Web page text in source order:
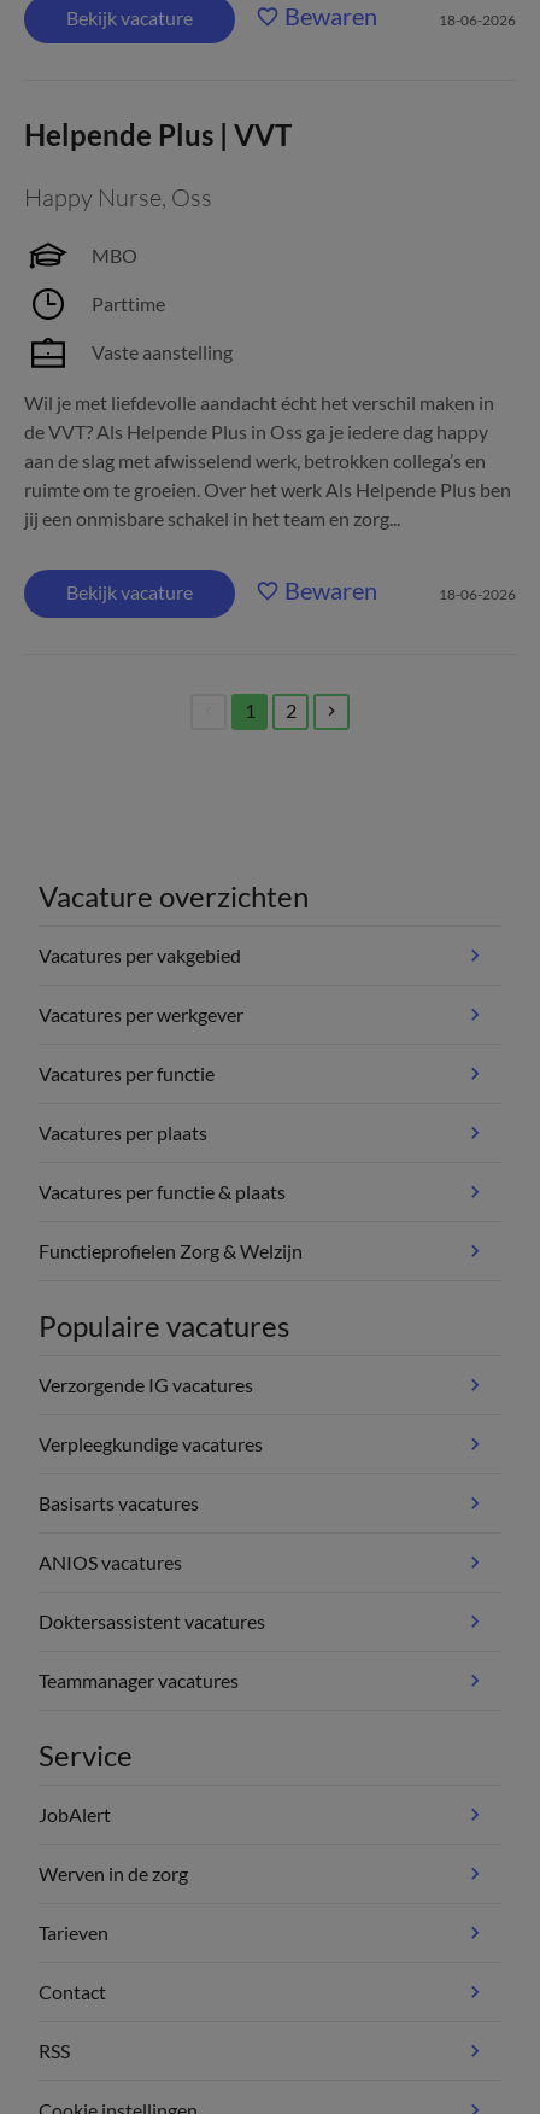
Bekijk vacature Bewaren 18-06-2026
Helpende Plus | VVT
Happy Nurse, Oss
MBO
Parttime
Vaste aanstelling
Wil je met liefdevolle aandacht écht het verschil maken in
de VVT? Als Helpende Plus in Oss ga je iedere dag happy
aan de slag met afwisselend werk, betrokken collega’s en
ruimte om te groeien. Over het werk Als Helpende Plus ben
jij een onmisbare schakel in het team en zorg...
Bekijk vacature Bewaren 18-06-2026
1
(current)
2
Vacature overzichten
Vacatures per vakgebied
Vacatures per werkgever
Vacatures per functie
Vacatures per plaats
Vacatures per functie & plaats
Functieprofielen Zorg & Welzijn
Populaire vacatures
Verzorgende IG vacatures
Verpleegkundige vacatures
Basisarts vacatures
ANIOS vacatures
Doktersassistent vacatures
Teammanager vacatures
Service
JobAlert
Werven in de zorg
Tarieven
Contact
RSS